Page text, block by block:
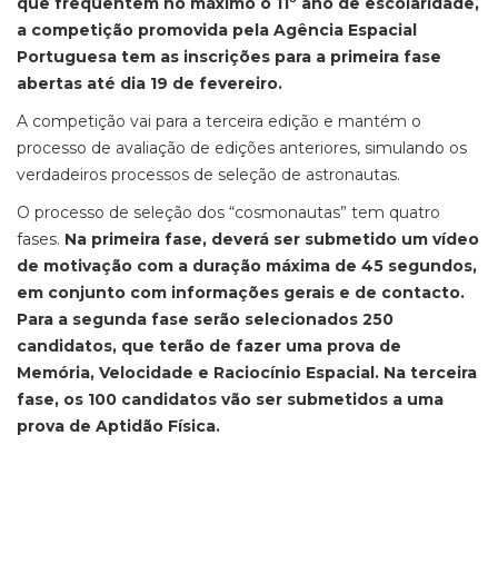
a competição promovida pela Agência Espacial
Portuguesa tem as inscrições para a primeira fase
abertas até dia 19 de fevereiro.
A competição vai para a terceira edição e mantém o
processo de avaliação de edições anteriores, simulando os
verdadeiros processos de seleção de astronautas.
O processo de seleção dos “cosmonautas” tem quatro
fases. Na primeira fase, deverá ser submetido um vídeo
de motivação com a duração máxima de 45 segundos,
em conjunto com informações gerais e de contacto.
Para a segunda fase serão selecionados 250
candidatos, que terão de fazer uma prova de
Memória, Velocidade e Raciocínio Espacial. Na terceira
fase, os 100 candidatos vão ser submetidos a uma
prova de Aptidão Física.